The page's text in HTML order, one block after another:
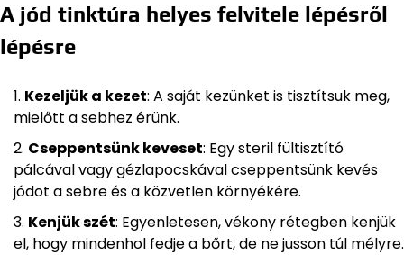
A jód tinktúra helyes felvitele lépésről
lépésre
Kezeljük a kezet: A saját kezünket is tisztítsuk meg,
mielőtt a sebhez érünk.
Cseppentsünk keveset: Egy steril fültisztító
pálcával vagy gézlapocskával cseppentsünk kevés
jódot a sebre és a közvetlen környékére.
Kenjük szét: Egyenletesen, vékony rétegben kenjük
el, hogy mindenhol fedje a bőrt, de ne jusson túl mélyre.